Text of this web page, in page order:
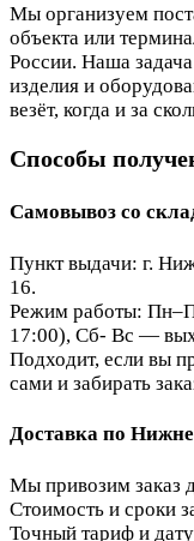
Мы организуем
объекта или
России. Наша
изделия и
везёт, когда и за
Способы
Самовывоз со
Пункт выдачи: г.
16.
Режим работы:
17:00), Сб- Вс —
Подходит, если вы
сами и забирать
Доставка по
Мы привозим заказ
Стоимость и сроки
Точный тариф и